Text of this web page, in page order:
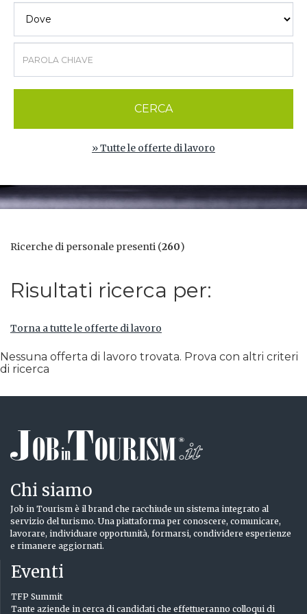
CERCA
» Tutte le offerte di lavoro
Ricerche di personale presenti (260)
Risultati ricerca per:
Torna a tutte le offerte di lavoro
Nessuna offerta di lavoro trovata. Prova con altri criteri
di ricerca
Chi siamo
Job in Tourism è il brand che racchiude un sistema integrato al
servizio del turismo. Una piattaforma per conoscere, comunicare,
lavorare, individuare opportunità, formarsi, condividere esperienze
e rimanere aggiornati.
Eventi
TFP Summit
Tante aziende in cerca di candidati che effettueranno colloqui di